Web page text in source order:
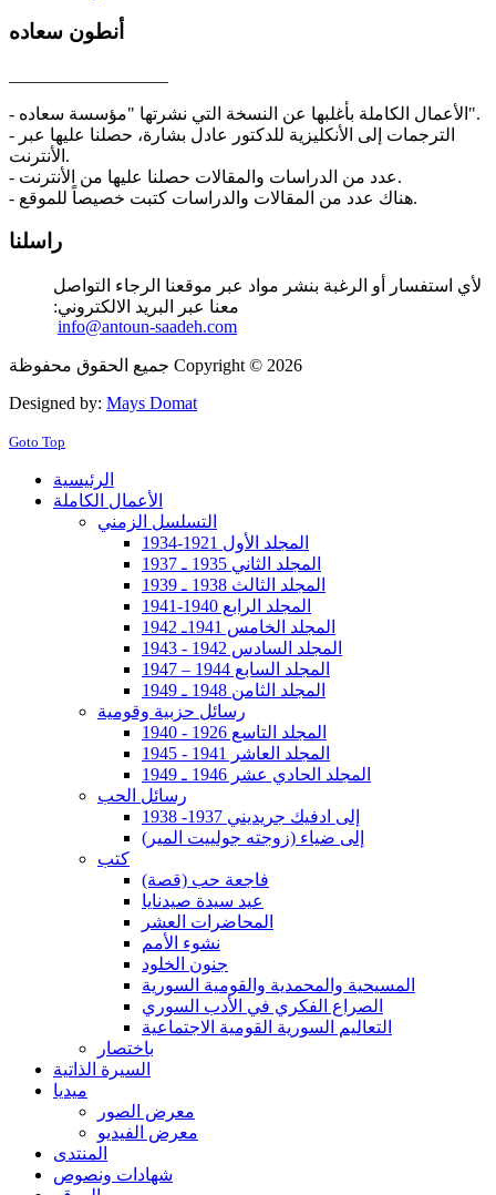
أنطون سعاده
- الأعمال الكاملة بأغلبها عن النسخة التي نشرتها "مؤسسة سعاده".
- الترجمات إلى الأنكليزية للدكتور عادل بشارة، حصلنا عليها عبر
الأنترنت.
- عدد من الدراسات والمقالات حصلنا عليها من الأنترنت.
- هناك عدد من المقالات والدراسات كتبت خصيصاً للموقع.
راسلنا
لأي استفسار أو الرغبة بنشر مواد عبر موقعنا الرجاء التواصل
معنا عبر البريد الالكتروني:
info@antoun-saadeh.com
جميع الحقوق محفوظة Copyright © 2026
Designed by: Mays Domat
Goto Top
الرئيسية
الأعمال الكاملة
التسلسل الزمني
المجلد الأول 1921-1934
المجلد الثاني 1935 ـ 1937
المجلد الثالث 1938 ـ 1939
المجلد الرابع 1940-1941
المجلد الخامس 1941ـ 1942
المجلد السادس 1942 - 1943
المجلد السابع 1944 – 1947
المجلد الثامن 1948 ـ 1949
رسائل حزبية وقومية
المجلد التاسع 1926 - 1940
المجلد العاشر 1941 - 1945
المجلد الحادي عشر 1946 ـ 1949
رسائل الحب
إلى ادفيك جريديني 1937- 1938
إلى ضياء (زوجته جولييت المير)
كتب
فاجعة حب (قصة)
عيد سيدة صيدنايا
المحاضرات العشر
نشوء الأمم
جنون الخلود
المسيحية والمحمدية والقومية السورية
الصراع الفكري في الأدب السوري
التعاليم السورية القومية الاجتماعية
باختصار
السيرة الذاتية
ميديا
معرض الصور
معرض الفيديو
المنتدى
شهادات ونصوص